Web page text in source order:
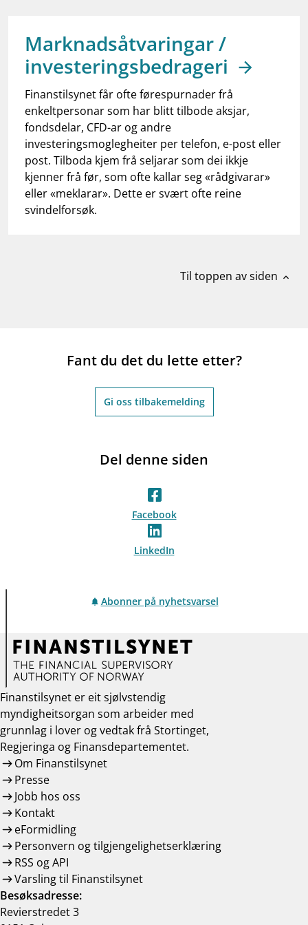
dashboardInformasjon for investorer
notifications_noneAbonner på nyhetsvarsel
Marknadsåtvaringar /
investeringsbedrageri
Finanstilsynet får ofte førespurnader frå
enkeltpersonar som har blitt tilbode aksjar,
fondsdelar, CFD-ar og andre
investeringsmoglegheiter per telefon, e-post eller
post. Tilboda kjem frå seljarar som dei ikkje
kjenner frå før, som ofte kallar seg «rådgivarar»
eller «meklarar». Dette er svært ofte reine
svindelforsøk.
Til toppen av siden expand_less
Fant du det du lette etter?
Gi oss tilbakemelding
Del denne siden
Facebook
LinkedIn
Abonner på nyhetsvarsel
Finanstilsynet er eit sjølvstendig
myndigheitsorgan som arbeider med
grunnlag i lover og vedtak frå Stortinget,
Regjeringa og Finansdepartementet.
Om Finanstilsynet
Presse
Jobb hos oss
Kontakt
eFormidling
Personvern og tilgjengelighetserklæring
RSS og API
Varsling til Finanstilsynet
Besøksadresse:
Revierstredet 3